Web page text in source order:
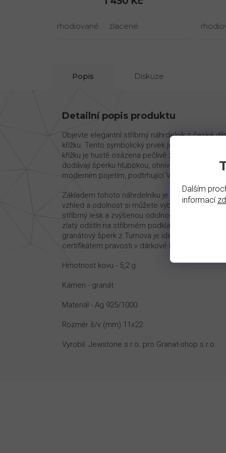
Dalším
informací
rhodiované zlacené
Popis Diskuze
Detailní popis produktu
Objevte elegantní stříbrný náhrdelník z české
křížku. Tento symbolický prvek je orientován
křížku je hustě osázena pečlivě zasazenými
dodávají šperku hlubokou, ohnivou barvu.
moderním pojetím, podtrhující Váš styl a
Základem tohoto náhrdelníku je kvalitní stříbro
vzhled a odolnost si můžete vybrat ze dvou
stříbrný lesk a zvýšenou odolnost proti oxidaci.
zlatý odstín na stříbrném podkladu, čímž
granátový šperk z Turnova je ideální pro
certifikátem pravosti v dárkové krabičce.
Hmotnost kovu - 5,2 g
Kámen - granát
Materiál - Ag 925/1000
Rozměr š/v (mm) 11x22
Vyrobil: Jewstone s.r.o. pro Granat-shop s.r.o.